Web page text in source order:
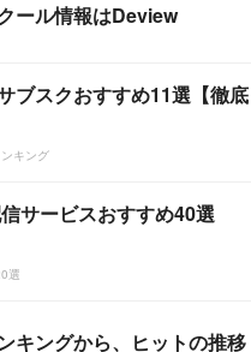
ール情報はDeview
ブスクおすすめ11選【徹底
キング
サービスおすすめ40選
選
キングから、ヒットの推移